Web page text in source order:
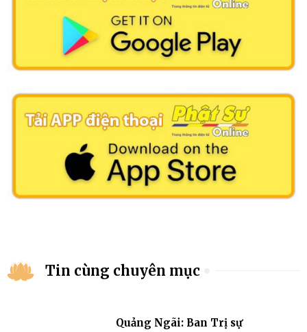
Tin cùng chuyên mục
Quảng Ngãi: Ban Trị sự